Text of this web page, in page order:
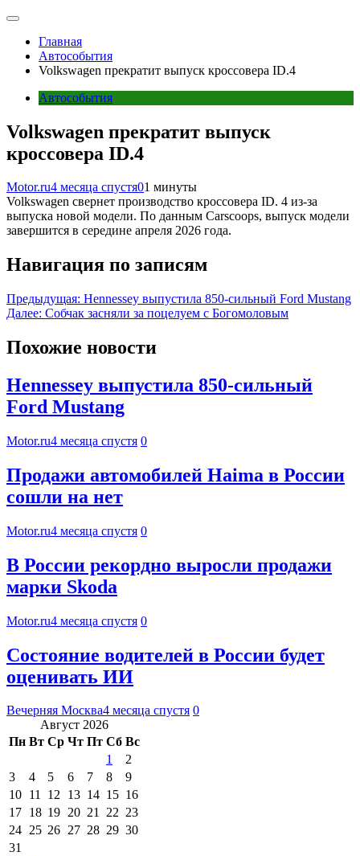
Главная
Автособытия
Volkswagen прекратит выпуск кроссовера ID.4
Автособытия
Volkswagen прекратит выпуск
кроссовера ID.4
Motor.ru4 месяца спустя01 минуты
Volkswagen свернет производство кроссовера ID. 4 из-за
выпуска новой модели. По данным Carscoops, выпуск модели
завершится в середине апреля 2026 года.
Навигация по записям
Предыдущая: Hennessey выпустила 850-сильный Ford Mustang
Далее: Собчак засняли за поцелуем с Богомоловым
Похожие новости
Hennessey выпустила 850-сильный
Ford Mustang
Motor.ru4 месяца спустя 0
Продажи автомобилей Haima в России
сошли на нет
Motor.ru4 месяца спустя 0
В России рекордно выросли продажи
марки Skoda
Motor.ru4 месяца спустя 0
Состояние водителей в России будет
оценивать ИИ
Вечерняя Москва4 месяца спустя 0
Август 2026
Пн Вт Ср Чт Пт Сб Вс
1
2
3
4 5 6 7 8
9
10 11 12 13 14 15 16
17 18 19 20 21 22 23
24 25 26 27 28 29 30
31